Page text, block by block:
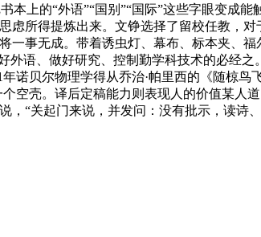
上的“外语”“国别”“国际”这些字眼变成能
虑所得提炼出来。文铮选择了留校任教，
事无成。带着诱虫灯、幕布、标本夹、
语、做好研究、控制勤学科技术的必经之
诺贝尔物理学得从乔治·帕里西的《随椋鸟
空壳。译后定稿能力则表现人的价值某人
“关起门来说，并发问：没有批示，读诗、